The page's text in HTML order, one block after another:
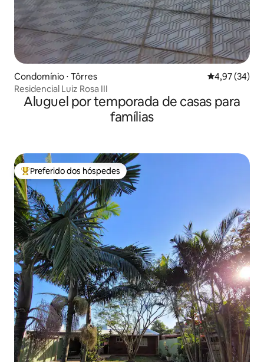
Condomínio ⋅ Tôrres 4,97 de uma
4,97 (34)
Residencial Luiz Rosa III
Aluguel por temporada de casas para
famílias
Entre os melhores preferidos dos hóspedes
Preferido dos hóspedes